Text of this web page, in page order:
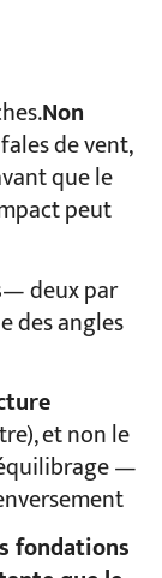
Non
de vent,
que le
peut
— deux par
des angles
et non le
—
fondations